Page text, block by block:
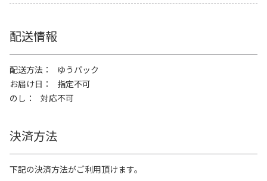
配送情報
配送方法
ゆうパック
お届け日
指定不可
のし
対応不可
決済方法
下記の決済方法がご利用頂けます。